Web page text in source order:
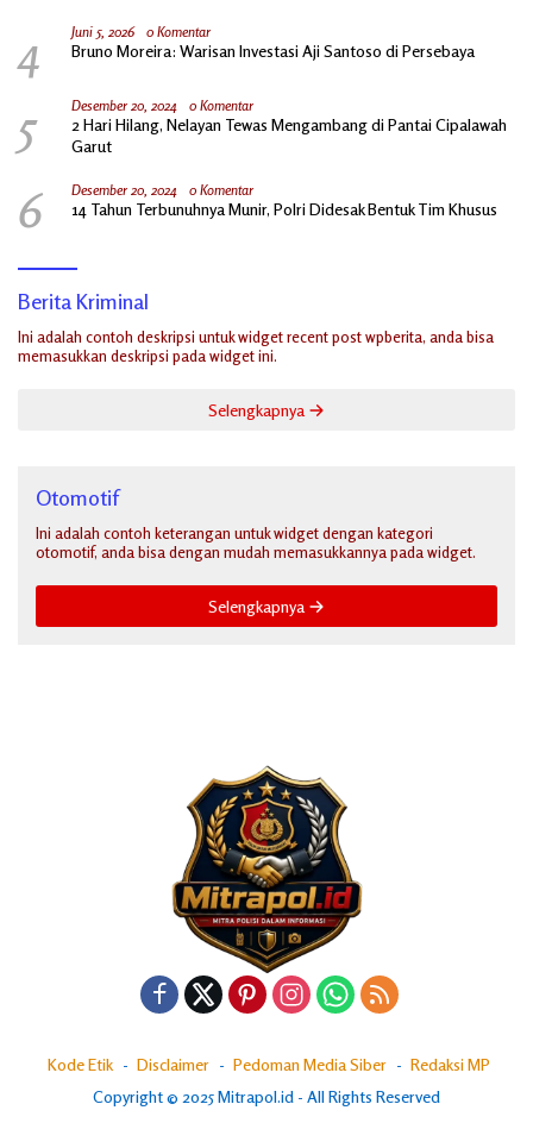
4 Juni 5, 2026 0 Komentar
Bruno Moreira: Warisan Investasi Aji Santoso di Persebaya
5 Desember 20, 2024 0 Komentar
2 Hari Hilang, Nelayan Tewas Mengambang di Pantai Cipalawah
Garut
6 Desember 20, 2024 0 Komentar
14 Tahun Terbunuhnya Munir, Polri Didesak Bentuk Tim Khusus
Berita Kriminal
Ini adalah contoh deskripsi untuk widget recent post wpberita, anda bisa
memasukkan deskripsi pada widget ini.
Selengkapnya
Otomotif
Ini adalah contoh keterangan untuk widget dengan kategori
otomotif, anda bisa dengan mudah memasukkannya pada widget.
Selengkapnya
Kode Etik Disclaimer Pedoman Media Siber
Redaksi MP
Copyright © 2025 Mitrapol.id - All Rights Reserved